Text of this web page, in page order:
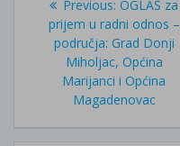
objava
Previous: Previous
post:
OGLAS za
prijem u radni odnos –
područja: Grad Donji
Miholjac, Općina
Marijanci i Općina
Magadenovac